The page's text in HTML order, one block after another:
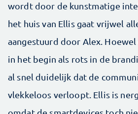
wordt door de kunstmatige
het huis van Ellis gaat vrijwel
aangestuurd door Alex.
in het begin als rots in de
al snel duidelijk dat de
vlekkeloos verloopt. Ellis is